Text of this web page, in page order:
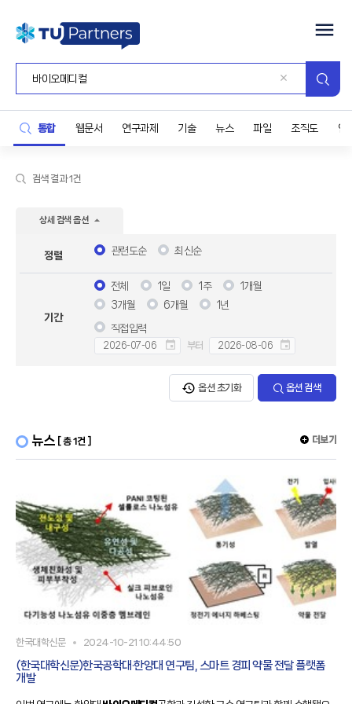
통합 웹문서 연구과제 기술 뉴스 파일 조직도 연
검색 결과 1건
상세 검색 옵션
정렬 관련도순 최신순
기간
전체 1일 1주
1개월
3개월
6개월 1년
직접입력
부터
옵션 초기화 옵션 검색
뉴스 [ 총 1건 ] 더보기
한국대학신문 2024-10-21 10:44:50
(한국대학신문)한국공학대·한양대 연구팀, 스마트 경피 약물 전달 플랫폼
개발